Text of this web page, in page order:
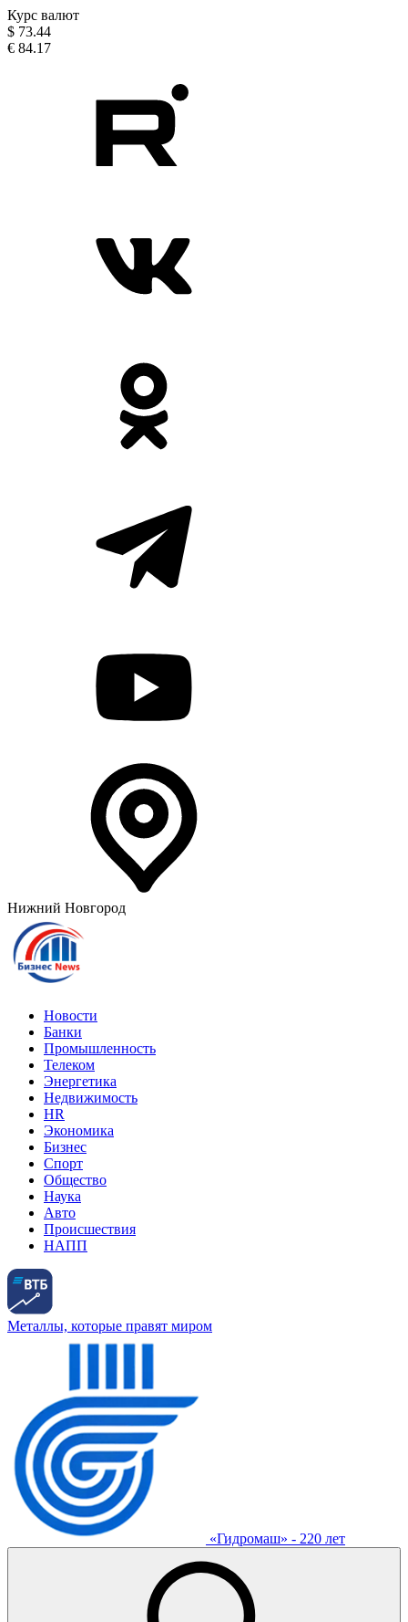
Курс валют
$ 73.44
€ 84.17
Нижний Новгород
Новости
Банки
Промышленность
Телеком
Энергетика
Недвижимость
HR
Экономика
Бизнес
Спорт
Общество
Наука
Авто
Происшествия
НАПП
Металлы, которые правят миром
«Гидромаш» - 220 лет